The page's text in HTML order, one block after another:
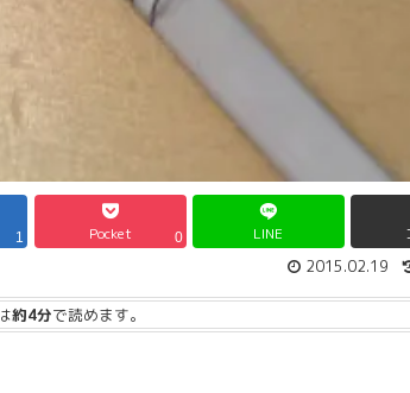
1 Pocket 0 LINE
2015.02.19
約4分で読めます。